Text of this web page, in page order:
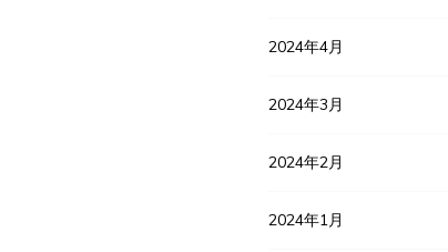
2024年4月
2024年3月
2024年2月
2024年1月